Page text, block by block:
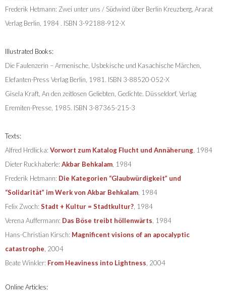
Frederik Hetmann: Zwei unter uns / Südwind über Berlin Kreuzberg, Ararat
Verlag Berlin, 1984 . ISBN 3-92188-912-X
Illustrated Books:
Die Faulenzerin – Armenische, Usbekische und Kasachische Märchen,
Elefanten-Press Verlag Berlin, 1981. ISBN 3-88520-052-X
Gisela Kraft, An den zeitlosen Geliebten, Gedichte. Düsseldorf, Verlag
Eremiten-Presse, 1985. ISBN 3-87365-215-3
Texts:
Alfred Hrdlicka: Vorwort zum Katalog Flucht und Annäherung, 1984
Dieter Ruckhaberle: Akbar Behkalam, 1984
Frederik Hetmann: Die Kategorien “Glaubwürdigkeit” und
“Solidarität” im Werk von Akbar Behkalam, 1984
Felix Zwoch: Stadt + Kultur = Stadtkultur?, 1984
Verena Auffermann: Das Böse treibt höllenwärts, 1984
Hans-Christian Kirsch: Magnificent visions of an apocalyptic
catastrophe, 2004
Beate Winkler: From Heaviness into Lightness, 2004
Online Articles: